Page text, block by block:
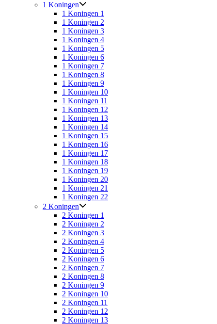
1 Koningen
1 Koningen 1
1 Koningen 2
1 Koningen 3
1 Koningen 4
1 Koningen 5
1 Koningen 6
1 Koningen 7
1 Koningen 8
1 Koningen 9
1 Koningen 10
1 Koningen 11
1 Koningen 12
1 Koningen 13
1 Koningen 14
1 Koningen 15
1 Koningen 16
1 Koningen 17
1 Koningen 18
1 Koningen 19
1 Koningen 20
1 Koningen 21
1 Koningen 22
2 Koningen
2 Koningen 1
2 Koningen 2
2 Koningen 3
2 Koningen 4
2 Koningen 5
2 Koningen 6
2 Koningen 7
2 Koningen 8
2 Koningen 9
2 Koningen 10
2 Koningen 11
2 Koningen 12
2 Koningen 13